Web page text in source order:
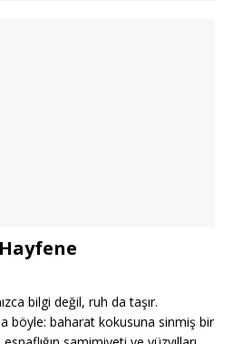
bilgi değil, ruh da taşır.
böyle: baharat kokusuna sinmiş bir